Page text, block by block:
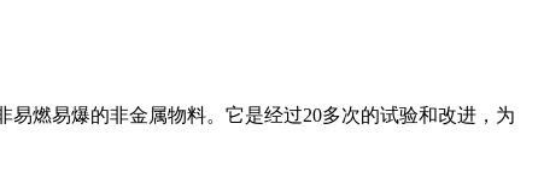
燃易爆的非金属物料。它是经过20多次的试验和改进，为